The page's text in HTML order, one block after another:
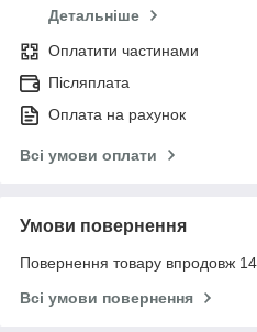
Детальніше
Оплатити частинами
Післяплата
Оплата на рахунок
Всі умови оплати
Умови повернення
Повернення товару впродовж
Всі умови повернення